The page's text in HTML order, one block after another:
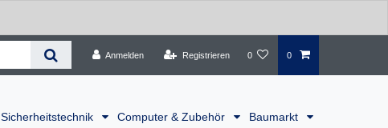
Anmelden Registrieren 0 0
Sicherheitstechnik Computer & Zubehör Baumarkt